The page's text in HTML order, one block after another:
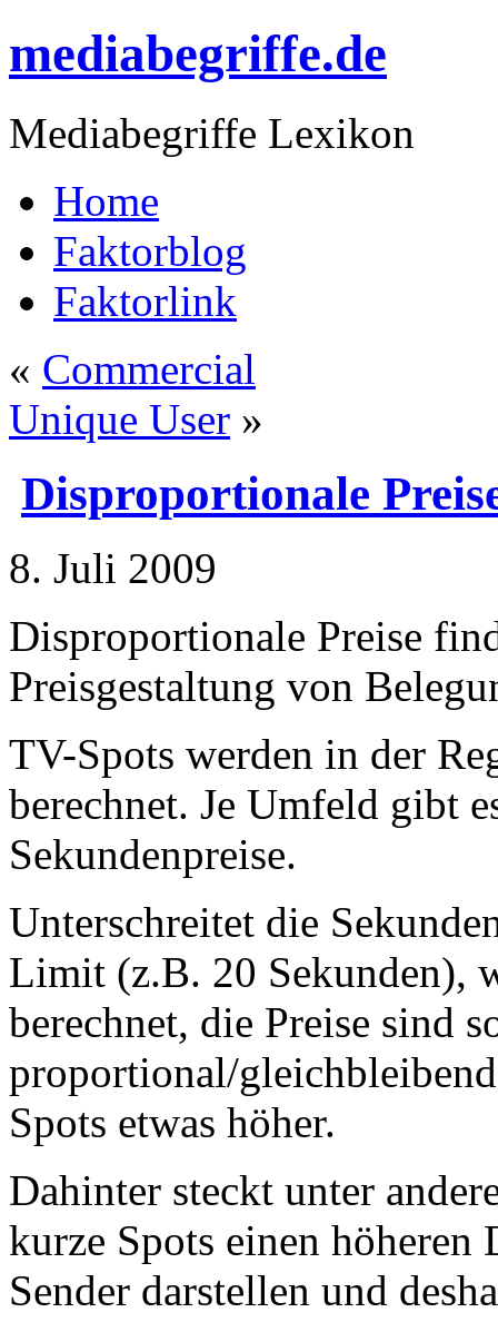
mediabegriffe.de
Mediabegriffe Lexikon
Home
Faktorblog
Faktorlink
« Commercial
Unique User »
Disproportionale
8. Juli 2009
Disproportionale Preise
Preisgestaltung von
TV-Spots werden in der
berechnet. Je Umfeld gibt
Sekundenpreise.
Unterschreitet die
Limit (z.B. 20 Sekunden),
berechnet, die Preise sind
proportional/
Spots etwas höher.
Dahinter steckt unter
kurze Spots einen
Sender darstellen und